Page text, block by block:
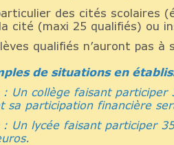
des cités scolaires
cité (maxi 25 qualifiés) ou
qualifiés n’auront pas
de situations en
: Un collège faisant
sa participation financière
: Un lycée faisant participer